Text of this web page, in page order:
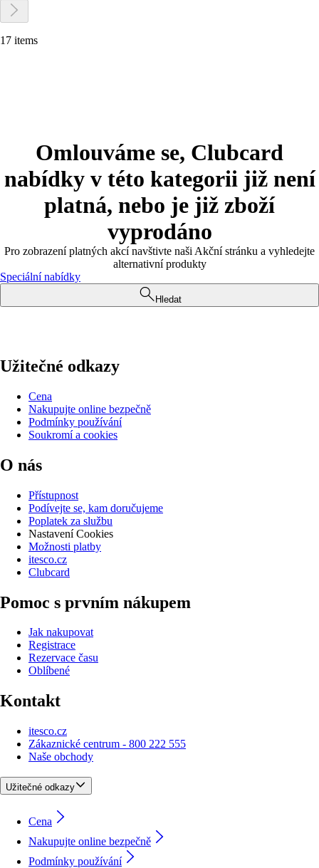
17 items
Omlouváme se, Clubcard
nabídky v této kategorii již není
platná, nebo je již zboží
vyprodáno
Pro zobrazení platných akcí navštivte naši Akční stránku a vyhledejte
alternativní produkty
Speciální nabídky
Hledat
Užitečné odkazy
Cena
Nakupujte online bezpečně
Podmínky používání
Soukromí a cookies
O nás
Přístupnost
Podívejte se, kam doručujeme
Poplatek za službu
Nastavení Cookies
Možnosti platby
itesco.cz
Clubcard
Pomoc s prvním nákupem
Jak nakupovat
Registrace
Rezervace času
Oblíbené
Kontakt
itesco.cz
Zákaznické centrum - 800 222 555
Naše obchody
Užitečné odkazy
Cena
Nakupujte online bezpečně
Podmínky používání